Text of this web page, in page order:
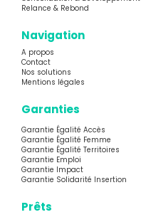
Relance & Rebond
Navigation
A propos
Contact
Nos solutions
Mentions légales
Garanties
Garantie Égalité Accès
Garantie Égalité Femme
Garantie Égalité Territoires
Garantie Emploi
Garantie Impact
Garantie Solidarité Insertion
Prêts